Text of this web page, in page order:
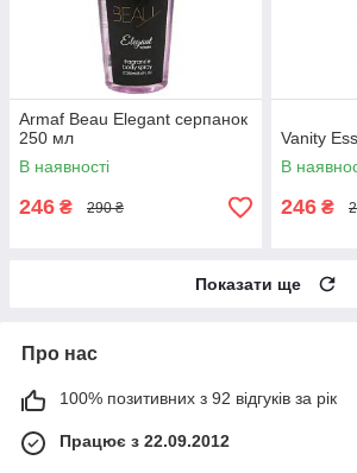
Armaf Beau Elegant серпанок
250 мл
В наявності
246 ₴ 290 ₴
Vanity
В
246 ₴
Показати ще
Про нас
100% позитивних з 92 відгуків за рік
Працює з 22.09.2012